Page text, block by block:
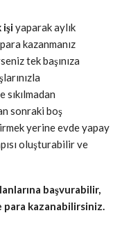
işiyaparak aylık
kazanmanız
tek başınıza
sonraki boş
yerine evde yapay
oluşturabilir ve
başvurabilir,
para kazanabilirsiniz.